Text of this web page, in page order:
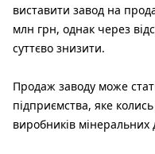
виставити завод на
млн грн, однак через
суттєво знизити.
Продаж заводу може
підприємства, яке
виробників мінеральних